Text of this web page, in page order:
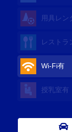
用具レン
レストラ
Wi-Fi有
授乳室有